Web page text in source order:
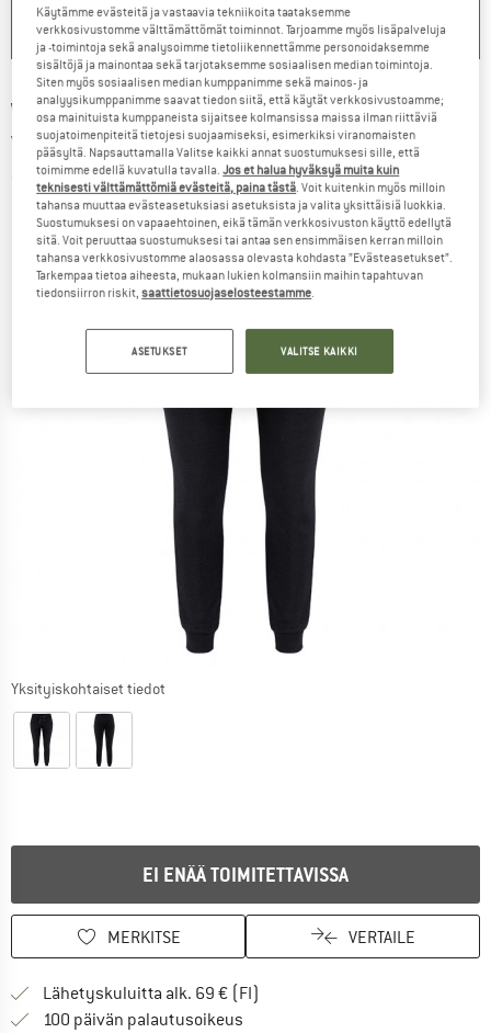
WE NORWEGIANS -Women's Tind Jogger -
Vapaa-ajan housut
(0)
Yksityiskohtaiset tiedot
EI ENÄÄ TOIMITETTAVISSA
MERKITSE VERTAILE
Lähetyskuluitta alk. 69 € (FI)
100 päivän palautusoikeus
Käytämme evästeitä ja vastaavia tekniikoita taataksemme
verkkosivustomme välttämättömät toiminnot. Tarjoamme myös lisäpalveluja
ja -toimintoja sekä analysoimme tietoliikennettämme personoidaksemme
sisältöjä ja mainontaa sekä tarjotaksemme sosiaalisen median toimintoja.
Siten myös sosiaalisen median kumppanimme sekä mainos- ja
analyysikumppanimme saavat tiedon siitä, että käytät verkkosivustoamme;
osa mainituista kumppaneista sijaitsee kolmansissa maissa ilman riittäviä
suojatoimenpiteitä tietojesi suojaamiseksi, esimerkiksi viranomaisten
pääsyltä. Napsauttamalla Valitse kaikki annat suostumuksesi sille, että
toimimme edellä kuvatulla tavalla.Jos et halua hyväksyä muita kuin
teknisesti välttämättömiä evästeitä, paina tästä . Voit kuitenkin myös milloin
tahansa muuttaa evästeasetuksiasi asetuksista ja valita yksittäisiä luokkia.
Suostumuksesi on vapaaehtoinen, eikä tämän verkkosivuston käyttö edellytä
sitä. Voit peruuttaa suostumuksesi tai antaa sen ensimmäisen kerran milloin
tahansa verkkosivustomme alaosassa olevasta kohdasta ”Evästeasetukset”.
Tarkempaa tietoa aiheesta, mukaan lukien kolmansiin maihin tapahtuvan
tiedonsiirron riskit,saattietosuojaselosteestamme
ASETUKSET VALITSE KAIKKI